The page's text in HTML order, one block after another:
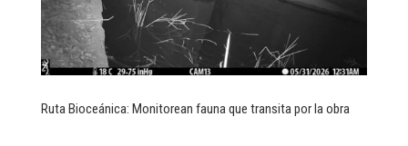
Ruta Bioceánica: Monitorean fauna que transita por la obra